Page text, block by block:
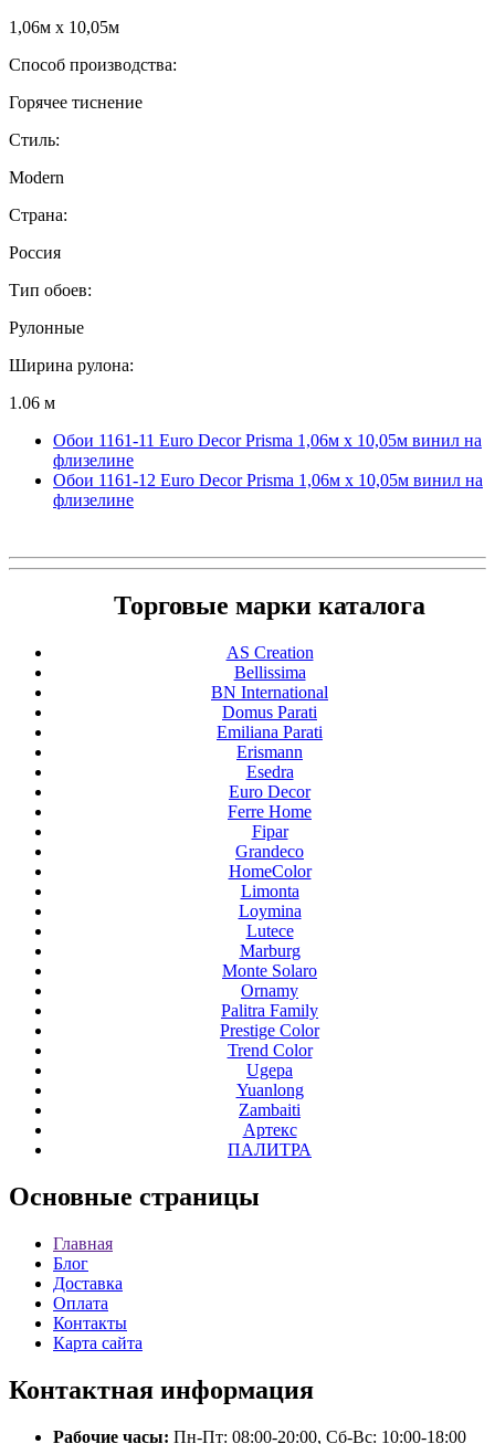
1,06м х 10,05м
Способ производства:
Горячее тиснение
Стиль:
Modern
Страна:
Россия
Тип обоев:
Рулонные
Ширина рулона:
1.06 м
Обои 1161-11 Euro Decor Prisma 1,06м х 10,05м винил на
флизелине
Обои 1161-12 Euro Decor Prisma 1,06м х 10,05м винил на
флизелине
Торговые марки каталога
AS Creation
Bellissima
BN International
Domus Parati
Emiliana Parati
Erismann
Esedra
Euro Decor
Ferre Home
Fipar
Grandeco
HomeColor
Limonta
Loymina
Lutece
Marburg
Monte Solaro
Ornamy
Palitra Family
Prestige Color
Trend Color
Ugepa
Yuanlong
Zambaiti
Артекс
ПАЛИТРА
Основные страницы
Главная
Блог
Доставка
Оплата
Контакты
Карта сайта
Контактная информация
Рабочие часы: Пн-Пт: 08:00-20:00, Сб-Вс: 10:00-18:00